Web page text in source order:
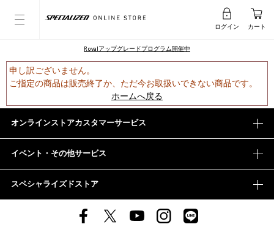
ログイン カート
Rovalアップグレードプログラム開催中
申し訳ございません。
ご指定の商品は販売終了か、ただ今お取扱いできない商品です。
ホームへ戻る
オンラインストアカスタマーサービス
イベント・その他サービス
スペシャライズドストア